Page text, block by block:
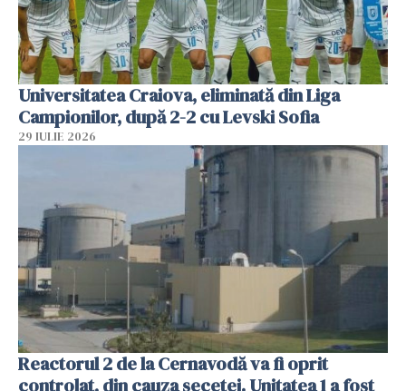
Universitatea Craiova, eliminată din Liga
Campionilor, după 2-2 cu Levski Sofia
29 IULIE 2026
Reactorul 2 de la Cernavodă va fi oprit
controlat, din cauza secetei. Unitatea 1 a fost